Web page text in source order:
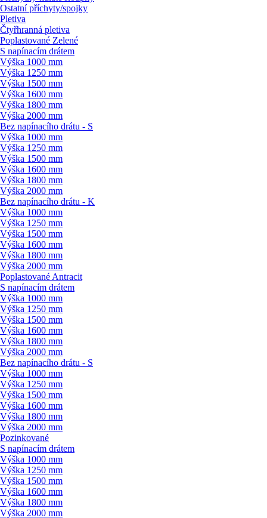
Ostatní příchyty/spojky
Pletiva
Čtyřhranná pletiva
Poplastované Zelené
S napínacím drátem
Výška 1000 mm
Výška 1250 mm
Výška 1500 mm
Výška 1600 mm
Výška 1800 mm
Výška 2000 mm
Bez napínacího drátu - S
Výška 1000 mm
Výška 1250 mm
Výška 1500 mm
Výška 1600 mm
Výška 1800 mm
Výška 2000 mm
Bez napínacího drátu - K
Výška 1000 mm
Výška 1250 mm
Výška 1500 mm
Výška 1600 mm
Výška 1800 mm
Výška 2000 mm
Poplastované Antracit
S napínacím drátem
Výška 1000 mm
Výška 1250 mm
Výška 1500 mm
Výška 1600 mm
Výška 1800 mm
Výška 2000 mm
Bez napínacího drátu - S
Výška 1000 mm
Výška 1250 mm
Výška 1500 mm
Výška 1600 mm
Výška 1800 mm
Výška 2000 mm
Pozinkované
S napínacím drátem
Výška 1000 mm
Výška 1250 mm
Výška 1500 mm
Výška 1600 mm
Výška 1800 mm
Výška 2000 mm